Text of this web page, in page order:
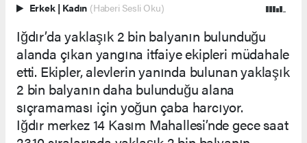
Erkek | Kadın (Haberi Sesli Oku)
Iğdır’da yaklaşık 2 bin balyanın bulunduğu
alanda çıkan yangına itfaiye ekipleri müdahale
etti. Ekipler, alevlerin yanında bulunan yaklaşık
2 bin balyanın daha bulunduğu alana
sıçramaması için yoğun çaba harcıyor.
Iğdır merkez 14 Kasım Mahallesi’nde gece saat